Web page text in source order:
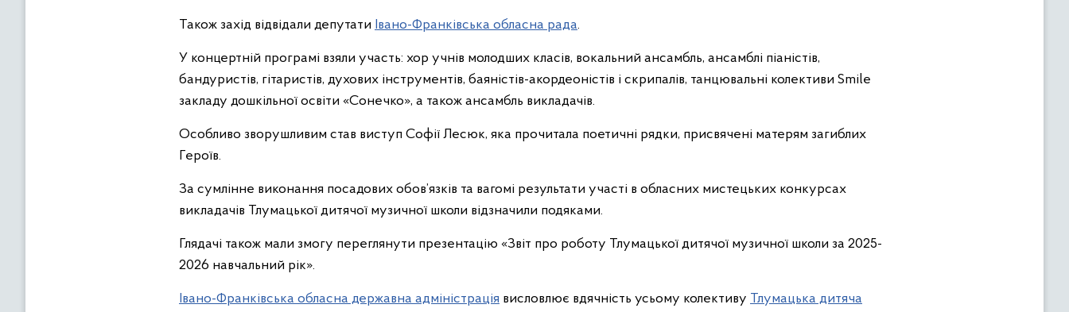
Також захід відвідали депутати Івано-Франківська обласна рада.
У концертній програмі взяли участь: хор учнів молодших класів, вокальний ансамбль, ансамблі піаністів,
бандуристів, гітаристів, духових інструментів, баяністів-акордеоністів і скрипалів, танцювальні колективи Smile
закладу дошкільної освіти «Сонечко», а також ансамбль викладачів.
Особливо зворушливим став виступ Софії Лесюк, яка прочитала поетичні рядки, присвячені матерям загиблих
Героїв.
За сумлінне виконання посадових обов’язків та вагомі результати участі в обласних мистецьких конкурсах
викладачів Тлумацької дитячої музичної школи відзначили подяками.
Глядачі також мали змогу переглянути презентацію «Звіт про роботу Тлумацької дитячої музичної школи за 2025-
2026 навчальний рік».
Івано-Франківська обласна державна адміністрація висловлює вдячність усьому колективу Тлумацька дитяча